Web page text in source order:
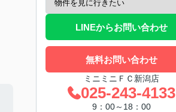
LINEからお問い合わせ
無料お問い合わせ
ミニミニＦＣ新潟店
025-243-4133
9：00～18：00